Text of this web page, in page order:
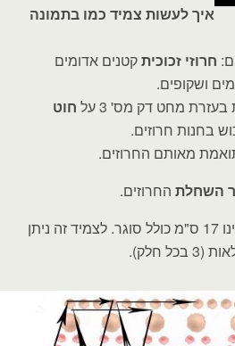
איך לעשות צמיד כמו בתמונה
חרוזי זכוכיתקטנים אדומים
ושקופים.
מחט דק מס' 3 על
חוט
בחנות חרוזים.
מאותם החרוזים.
השחלת החרוזים.
אורך ממוצע של הצמיד הינו 17 ס"מ כולל סוגר. לצמיד זה ניתן